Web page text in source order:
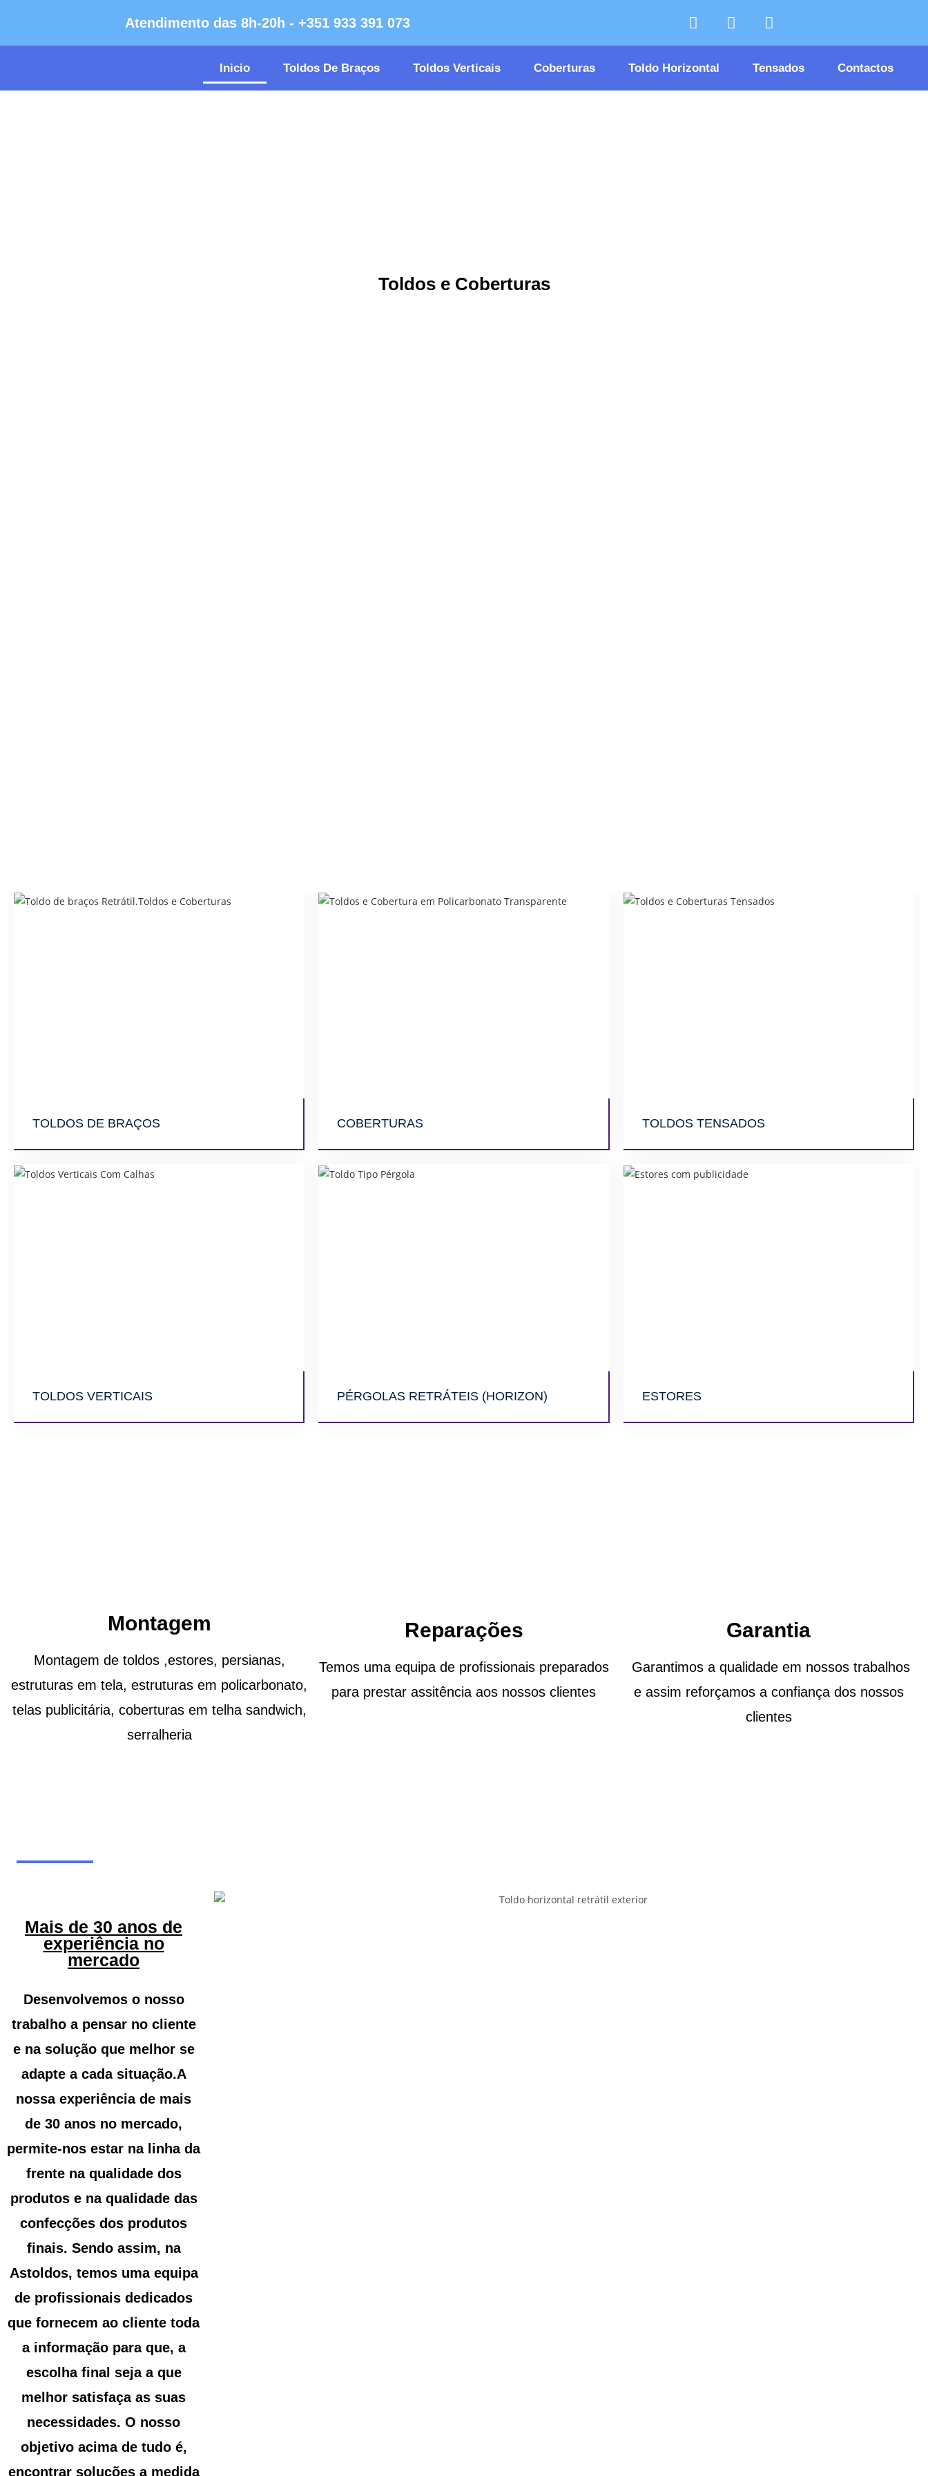
Atendimento das 8h-20h - +351 933 391 073
Inicio Toldos De Braços Toldos Verticais Coberturas Toldo Horizontal Tensados Contactos
Toldos e Coberturas
TOLDOS DE BRAÇOS COBERTURAS TOLDOS TENSADOS
TOLDOS VERTICAIS PÉRGOLAS RETRÁTEIS (HORIZON) ESTORES
Montagem
Montagem de toldos ,estores, persianas,
estruturas em tela, estruturas em policarbonato,
telas publicitária, coberturas em telha sandwich,
serralheria
Reparações
Temos uma equipa de profissionais preparados
para prestar assitência aos nossos clientes
Garantia
Garantimos a qualidade em nossos trabalhos
e assim reforçamos a confiança dos nossos
clientes
Mais de 30 anos de
experiência no
mercado
Desenvolvemos o nosso
trabalho a pensar no cliente
e na solução que melhor se
adapte a cada situação.A
nossa experiência de mais
de 30 anos no mercado,
permite-nos estar na linha da
frente na qualidade dos
produtos e na qualidade das
confecções dos produtos
finais. Sendo assim, na
Astoldos, temos uma equipa
de profissionais dedicados
que fornecem ao cliente toda
a informação para que, a
escolha final seja a que
melhor satisfaça as suas
necessidades. O nosso
objetivo acima de tudo é,
encontrar soluções a medida